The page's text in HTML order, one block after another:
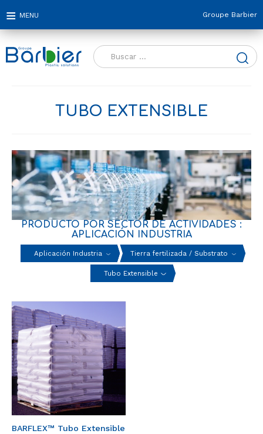
Groupe Barbier
Buscar:
TUBO EXTENSIBLE
PRODUCTO POR SECTOR DE ACTIVIDADES :
APLICACIÓN INDUSTRIA
Aplicación Industria Tierra fertilizada / Substrato
Tubo Extensible
BARFLEX™ Tubo Extensible